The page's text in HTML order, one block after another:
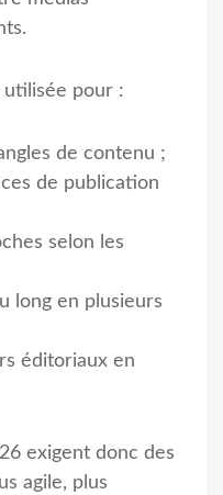
utilisée pour :
de contenu ;
de publication
selon les
long en plusieurs
éditoriaux en
exigent donc des
agile, plus